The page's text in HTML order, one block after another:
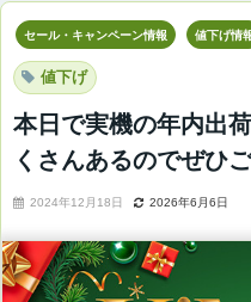
セール・キャンペーン情報 値下げ情
値下げ
本日で実機の年内出
くさんあるのでぜひ
2024年12月18日 2026年6月6日